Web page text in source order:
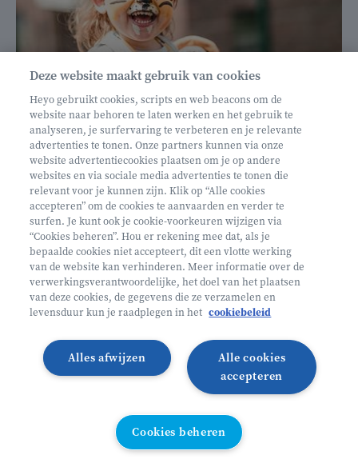
€ 160
Helan: €128
Mini ontdekkers
Beernem België
2 - 5 jaar
10/08 - 14/08
Zonder overnachting
Lees meer Inschrijven
VANAF 2,5 JAAR
Deze website maakt gebruik van cookies
Heyo gebruikt cookies, scripts en web beacons om de
website naar behoren te laten werken en het gebruik te
analyseren, je surfervaring te verbeteren en je relevante
advertenties te tonen. Onze partners kunnen via onze
website advertentiecookies plaatsen om je op andere
websites en via sociale media advertenties te tonen die
relevant voor je kunnen zijn. Klik op “Alle cookies
accepteren” om de cookies te aanvaarden en verder te
surfen. Je kunt ook je cookie-voorkeuren wijzigen via
“Cookies beheren”. Hou er rekening mee dat, als je
bepaalde cookies niet accepteert, dit een vlotte werking
van de website kan verhinderen. Meer informatie over de
verwerkingsverantwoordelijke, het doel van het plaatsen
van deze cookies, de gegevens die ze verzamelen en
levensduur kun je raadplegen in het cookiebeleid
Alle cookies
accepteren
Alles afwijzen
Cookies beheren